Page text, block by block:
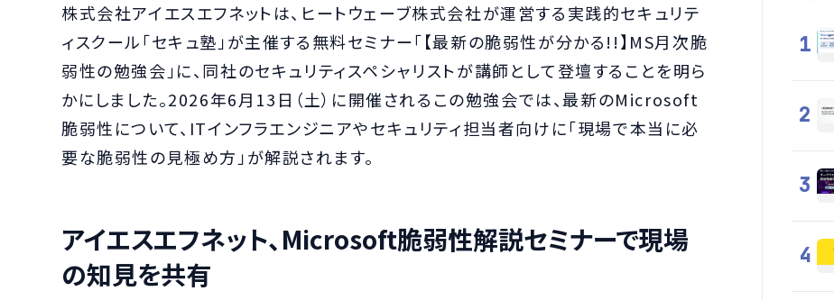
株式会社アイエスエフネットは、ヒートウェーブ株式会社が運営する実践的セキュリテ
ィスクール「セキュ塾」が主催する無料セミナー「【最新の脆弱性が分かる!!】MS月次脆
弱性の勉強会」に、同社のセキュリティスペシャリストが講師として登壇することを明ら
かにしました。2026年6月13日（土）に開催されるこの勉強会では、最新のMicrosoft
脆弱性について、ITインフラエンジニアやセキュリティ担当者向けに「現場で本当に必
要な脆弱性の見極め方」が解説されます。
アイエスエフネット、Microsoft脆弱性解説セミナーで現場
の知見を共有
1
2
3
4